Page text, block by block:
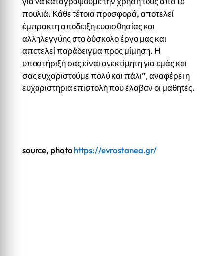
πουλιά. Κάθε τέτοια προσφορά, αποτελεί
έμπρακτη απόδειξη ευαισθησίας και
αλληλεγγύης στο δύσκολο έργο μας και
αποτελεί παράδειγμα προς μίμηση. Η
υποστήριξή σας είναι ανεκτίμητη για εμάς και
σας ευχαριστούμε πολύ και πάλι”, αναφέρει η
ευχαριστήρια επιστολή που έλαβαν οι μαθητές.
source, photo https://evrostanea.gr/